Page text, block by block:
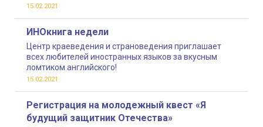
15.02.2021
ИНОкнига недели
Центр краеведения и страноведения приглашает
всех любителей иностранных языков за вкусным
ломтиком английского!
15.02.2021
Регистрация на молодежный квест «Я
будущий защитник Отечества»